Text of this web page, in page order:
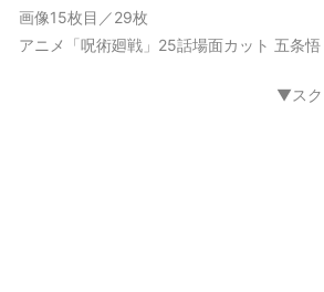
画像15枚目／29枚
アニメ「呪術廻戦」25話場面カット 五条悟
▼スク